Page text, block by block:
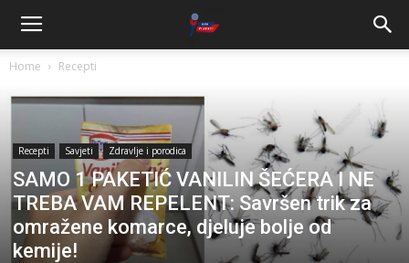
Home Recepti
Recepti Savjeti Zdravlje i porodica
SAMO 1 PAKETIĆ VANILIN ŠEĆERA I NE
TREBA VAM REPELENT: Savršen trik za
omražene komarce, djeluje bolje od
kemije!